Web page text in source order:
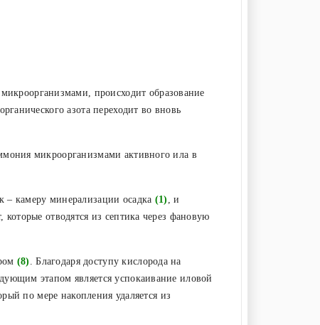
происходит образование
азота переходит во вновь
микроорганизмами активного ила в
– камеру минерализации осадка (1) , и
отводятся из септика через фановую
(8) . Благодаря доступу кислорода на
этапом является успокаивание иловой
по мере накопления удаляется из